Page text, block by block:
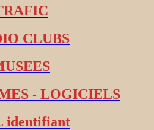
CLUBS
- LOGICIELS
identifiant